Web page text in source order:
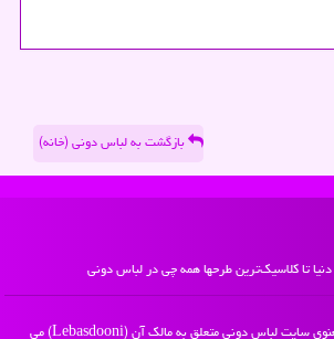
بازگشت به لباس دونی (خانه)
تا کلاسیک‌ترین طرحها همه چی در لباس دونی
lebasdooni.ir - مالکیت معنوی سایت لباس دونی متعلق به مالک آن (Lebasdooni) می